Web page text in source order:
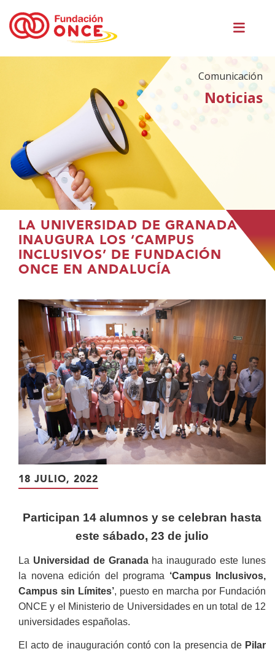
principal
Comunicación
Noticias
encuentras
LA UNIVERSIDAD DE GRANADA
INAUGURA LOS ‘CAMPUS
INCLUSIVOS’ DE FUNDACIÓN
ONCE EN ANDALUCÍA
18 JULIO, 2022
Participan 14 alumnos y se celebran hasta
este sábado, 23 de julio
La Universidad de Granada ha inaugurado este lunes
la novena edición del programa ‘Campus Inclusivos,
Campus sin Límites’, puesto en marcha por Fundación
ONCE y el Ministerio de Universidades en un total de 12
universidades españolas.
El acto de inauguración contó con la presencia de Pilar